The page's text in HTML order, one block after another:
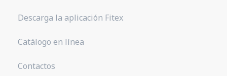
Descarga la aplicación Fitex
Catálogo en línea
Contactos